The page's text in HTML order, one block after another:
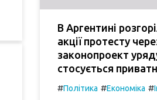
В Аргентині
акції протесту
законопроект
стосується
#Політика #Економіка #